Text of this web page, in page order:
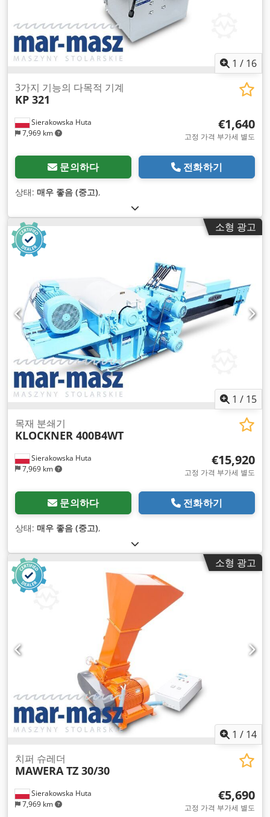
1 / 16
Sierakowska Huta
7,969 km
3가지 기능의 다목적 기계
KP 321
€1,640
고정 가격 부가세 별도
문의하다 전화하기
상태: 매우 좋음 (중고),
소형 광고
1 / 15
Sierakowska Huta
7,969 km
목재 분쇄기
KLOCKNER 400B4WT
€15,920
고정 가격 부가세 별도
문의하다 전화하기
상태: 매우 좋음 (중고),
소형 광고
1 / 14
Sierakowska Huta
7,969 km
치퍼 슈레더
MAWERA TZ 30/30
€5,690
고정 가격 부가세 별도